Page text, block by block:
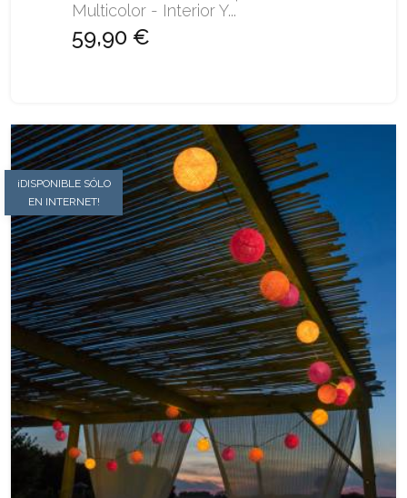
Multicolor - Interior Y...
59,90 €
¡DISPONIBLE SÓLO
EN INTERNET!